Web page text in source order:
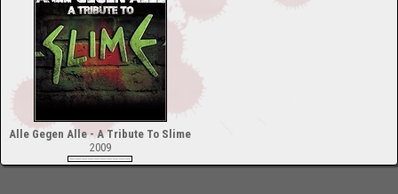
Alle Gegen Alle - A Tribute To Slime
2009